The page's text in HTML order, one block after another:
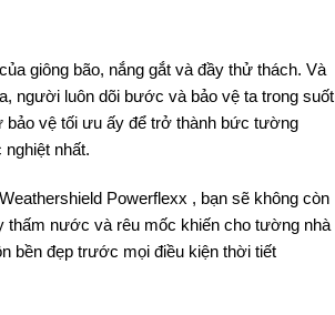
giông bão, nắng gắt và đầy thử thách. Và
người luôn dõi bước và bảo vệ ta trong suốt
vệ tối ưu ấy để trở thành bức tường
nhất.
Powerflexx , bạn sẽ không còn
thấm nước và rêu mốc khiến cho tường nhà
bền đẹp trước mọi điều kiện thời tiết